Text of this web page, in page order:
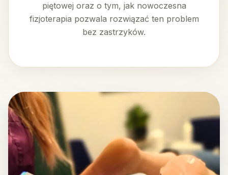
piętowej oraz o tym, jak nowoczesna
fizjoterapia pozwala rozwiązać ten problem
bez zastrzyków.